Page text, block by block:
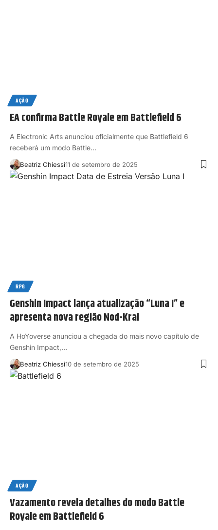
AÇÃO
EA confirma Battle Royale em Battlefield 6
A Electronic Arts anunciou oficialmente que Battlefield 6
receberá um modo Battle…
Beatriz Chiessi11 de setembro de 2025
RPG
Genshin Impact lança atualização “Luna I” e
apresenta nova região Nod-Krai
A HoYoverse anunciou a chegada do mais novo capítulo de
Genshin Impact,…
Beatriz Chiessi10 de setembro de 2025
AÇÃO
Vazamento revela detalhes do modo Battle
Royale em Battlefield 6